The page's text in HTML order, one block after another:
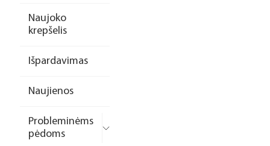
Naujoko
krepšelis
Išpardavimas
Naujienos
Probleminėms
pėdoms